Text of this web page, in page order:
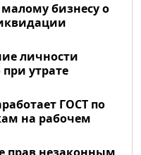
бизнесу о
личности
утрате
ГОСТ по
на рабочем